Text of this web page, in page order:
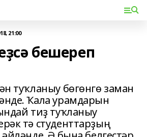
21:00
бешереп
туҡланыу бөгөнгө заман
Ҡала урамдарын
тиҙ туҡланыу
тә студенттарҙың